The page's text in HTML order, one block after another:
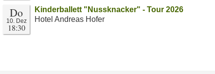
Do
10. Dez
18:30
Kinderballett "Nussknacker" - Tour 2026
Hotel Andreas Hofer